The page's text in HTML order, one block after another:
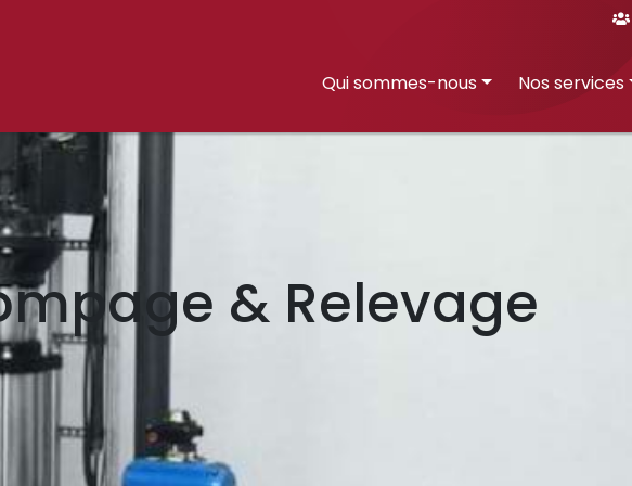
Qui sommes-nous Nos services
& Relevage